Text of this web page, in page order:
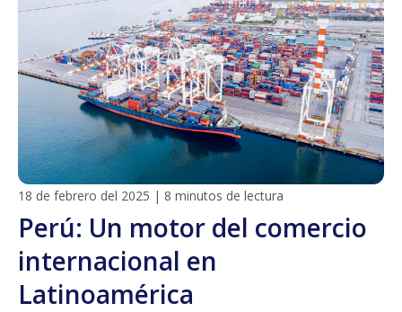
18 de febrero del 2025 | 8 minutos de lectura
Perú: Un motor del comercio
internacional en
Latinoamérica